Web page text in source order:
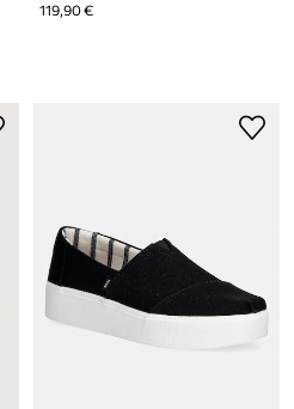
119,90 €